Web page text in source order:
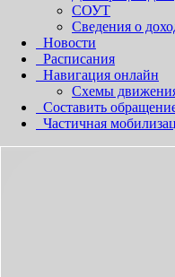
СОУТ
Сведения о
Новости
Расписания
Навигация онлайн
Схемы
Составить
Частичная